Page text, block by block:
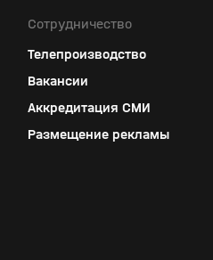
Сотрудничество
Телепроизводство
Вакансии
Аккредитация СМИ
Размещение рекламы